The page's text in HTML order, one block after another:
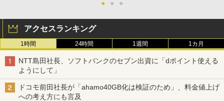
● ● ●
アクセスランキング
1時間 24時間 1週間 1カ月
NTT島田社長、ソフトバンクのセブン出資に「dポイント使える
ようにして」
ドコモ前田社長が「ahamo40GB化は検証のため」、料金値上げ
への考え方にも言及